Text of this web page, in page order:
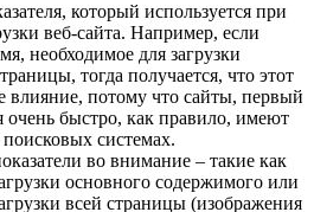
который используется при
веб-сайта. Например, если
необходимое для загрузки
тогда получается, что этот
влияние, потому что сайты, первый
очень быстро, как правило, имеют
системах.
во внимание – такие как
основного содержимого или
всей страницы (изображения